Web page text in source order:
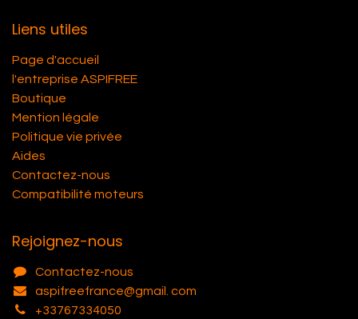
Liens utiles
Page d'accueil
l'entreprise ASPIFREE
Boutique
Mention légale
Politique vie privée
Aides
Contactez-nous
Compatibilité moteurs
Rejoignez-nous
Contactez-nous
aspifreefrance@gmail. com
+33767334050